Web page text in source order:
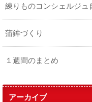
練りものコンシェルジュ
蒲鉾づくり
１週間のまとめ
アーカイブ